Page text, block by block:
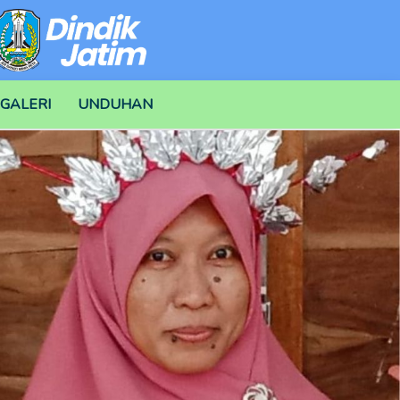
GALERI UNDUHAN